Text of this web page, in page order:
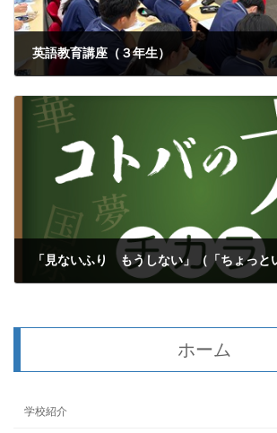
英語教育講座（３年生）
「見ないふり もうしない」（「ちょっと
ホーム
学校紹介